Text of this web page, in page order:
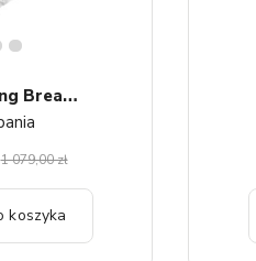
M
Aterac Hilding Breakdance
1 079,00 zł
koszyka